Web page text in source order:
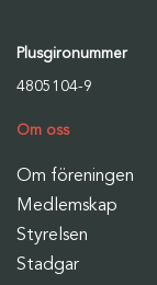
Plusgironummer
4805104-9
Om oss
Om föreningen
Medlemskap
Styrelsen
Stadgar